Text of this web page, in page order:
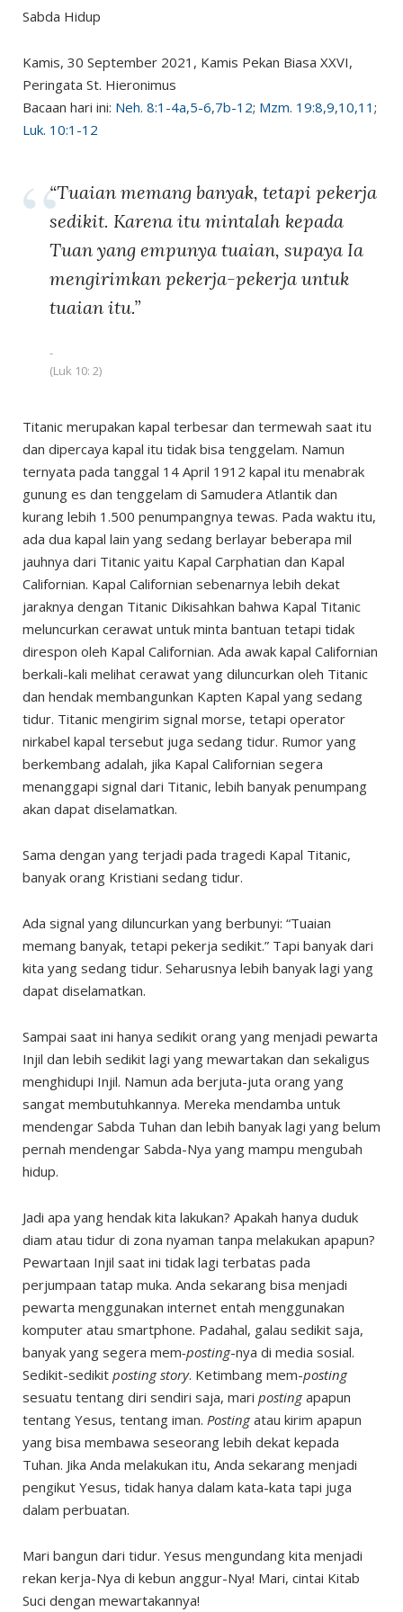
Sabda Hidup
Kamis, 30 September 2021, Kamis Pekan Biasa XXVI,
Peringata St. Hieronimus
Bacaan hari ini: Neh. 8:1-4a,5-6,7b-12; Mzm. 19:8,9,10,11 ;
Luk. 10:1-12
“Tuaian memang banyak, tetapi pekerja
sedikit. Karena itu mintalah kepada
Tuan yang empunya tuaian, supaya Ia
mengirimkan pekerja-pekerja untuk
tuaian itu.”
(Luk 10: 2)
Titanic merupakan kapal terbesar dan termewah saat itu
dan dipercaya kapal itu tidak bisa tenggelam. Namun
ternyata pada tanggal 14 April 1912 kapal itu menabrak
gunung es dan tenggelam di Samudera Atlantik dan
kurang lebih 1.500 penumpangnya tewas. Pada waktu itu,
ada dua kapal lain yang sedang berlayar beberapa mil
jauhnya dari Titanic yaitu Kapal Carphatian dan Kapal
Californian. Kapal Californian sebenarnya lebih dekat
jaraknya dengan Titanic Dikisahkan bahwa Kapal Titanic
meluncurkan cerawat untuk minta bantuan tetapi tidak
direspon oleh Kapal Californian. Ada awak kapal Californian
berkali-kali melihat cerawat yang diluncurkan oleh Titanic
dan hendak membangunkan Kapten Kapal yang sedang
tidur. Titanic mengirim signal morse, tetapi operator
nirkabel kapal tersebut juga sedang tidur. Rumor yang
berkembang adalah, jika Kapal Californian segera
menanggapi signal dari Titanic, lebih banyak penumpang
akan dapat diselamatkan.
Sama dengan yang terjadi pada tragedi Kapal Titanic,
banyak orang Kristiani sedang tidur.
Ada signal yang diluncurkan yang berbunyi: “Tuaian
memang banyak, tetapi pekerja sedikit.” Tapi banyak dari
kita yang sedang tidur. Seharusnya lebih banyak lagi yang
dapat diselamatkan.
Sampai saat ini hanya sedikit orang yang menjadi pewarta
Injil dan lebih sedikit lagi yang mewartakan dan sekaligus
menghidupi Injil. Namun ada berjuta-juta orang yang
sangat membutuhkannya. Mereka mendamba untuk
mendengar Sabda Tuhan dan lebih banyak lagi yang belum
pernah mendengar Sabda-Nya yang mampu mengubah
hidup.
Jadi apa yang hendak kita lakukan? Apakah hanya duduk
diam atau tidur di zona nyaman tanpa melakukan apapun?
Pewartaan Injil saat ini tidak lagi terbatas pada
perjumpaan tatap muka. Anda sekarang bisa menjadi
pewarta menggunakan internet entah menggunakan
komputer atau smartphone. Padahal, galau sedikit saja,
banyak yang segera mem-posting-nya di media sosial.
Sedikit-sedikit posting story. Ketimbang mem-posting
sesuatu tentang diri sendiri saja, mari postingapapun
tentang Yesus, tentang iman. Postingatau kirim apapun
yang bisa membawa seseorang lebih dekat kepada
Tuhan. Jika Anda melakukan itu, Anda sekarang menjadi
pengikut Yesus, tidak hanya dalam kata-kata tapi juga
dalam perbuatan.
Mari bangun dari tidur. Yesus mengundang kita menjadi
rekan kerja-Nya di kebun anggur-Nya! Mari, cintai Kitab
Suci dengan mewartakannya!